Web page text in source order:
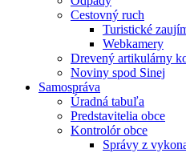
Cestovný ruch
Turistické
Webkamery
Drevený artikulárny
Noviny spod Sinej
Samospráva
Úradná tabuľa
Predstavitelia obce
Kontrolór obce
Správy z